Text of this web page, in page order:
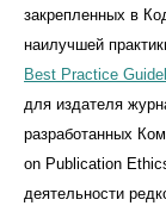
закрепленных в
наилучшей
Best Practice
для издателя
разработанных
on Publication
деятельности